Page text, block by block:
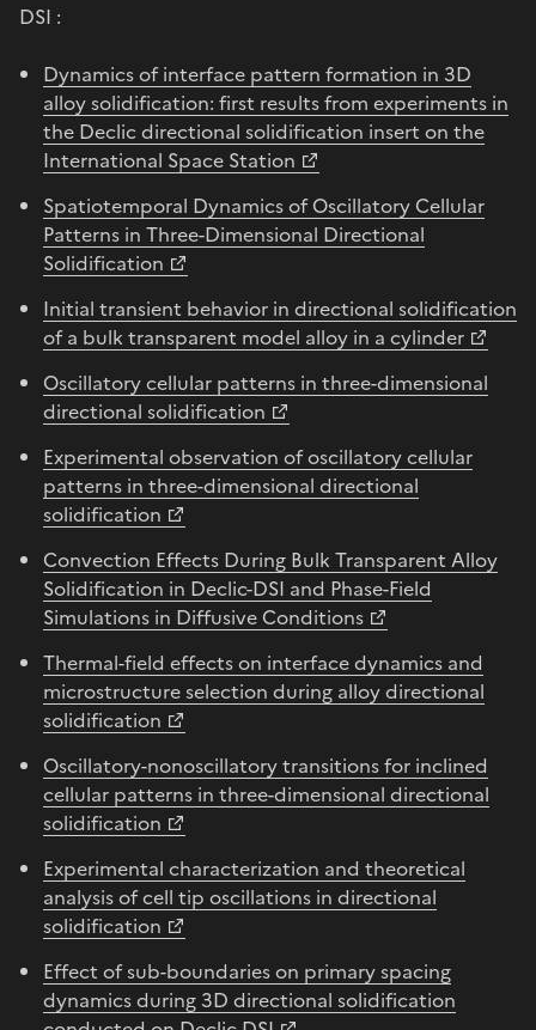
DSI :
Dynamics of interface pattern formation in 3D
alloy solidification: first results from experiments in
the Declic directional solidification insert on the
International Space Station
Spatiotemporal Dynamics of Oscillatory Cellular
Patterns in Three-Dimensional Directional
Solidification
Initial transient behavior in directional solidification
of a bulk transparent model alloy in a cylinder
Oscillatory cellular patterns in three-dimensional
directional solidification
Experimental observation of oscillatory cellular
patterns in three-dimensional directional
solidification
Convection Effects During Bulk Transparent Alloy
Solidification in Declic-DSI and Phase-Field
Simulations in Diffusive Conditions
Thermal-field effects on interface dynamics and
microstructure selection during alloy directional
solidification
Oscillatory-nonoscillatory transitions for inclined
cellular patterns in three-dimensional directional
solidification
Experimental characterization and theoretical
analysis of cell tip oscillations in directional
solidification
Effect of sub-boundaries on primary spacing
dynamics during 3D directional solidification